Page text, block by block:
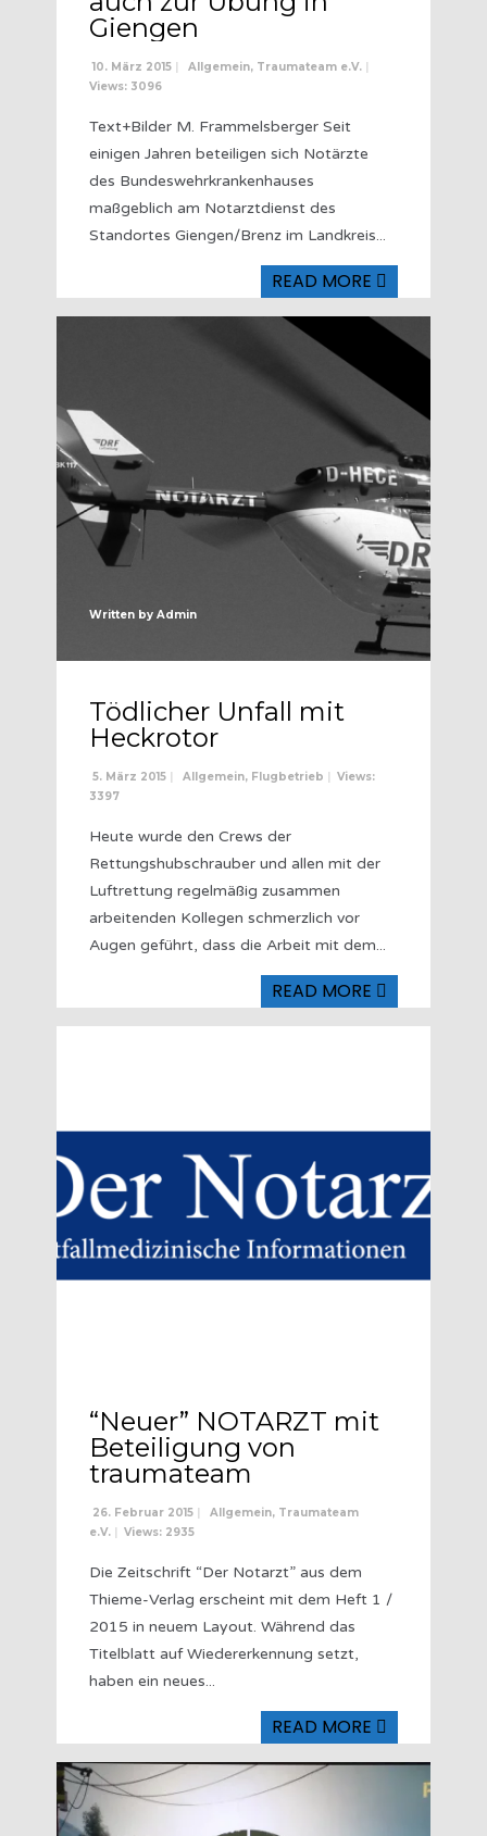
Giengen
10. März 2015 | Allgemein, Traumateam e.V. |
Views: 3096
Text+Bilder M. Frammelsberger Seit
einigen Jahren beteiligen sich Notärzte
des Bundeswehrkrankenhauses
maßgeblich am Notarztdienst des
Standortes Giengen/Brenz im Landkreis...
READ MORE
Written by Admin
Tödlicher Unfall mit
Heckrotor
5. März 2015 | Allgemein, Flugbetrieb | Views:
3397
Heute wurde den Crews der
Rettungshubschrauber und allen mit der
Luftrettung regelmäßig zusammen
arbeitenden Kollegen schmerzlich vor
Augen geführt, dass die Arbeit mit dem...
READ MORE
“Neuer” NOTARZT mit
Beteiligung von
traumateam
26. Februar 2015 | Allgemein, Traumateam
e.V. | Views: 2935
Die Zeitschrift “Der Notarzt” aus dem
Thieme-Verlag erscheint mit dem Heft 1 /
2015 in neuem Layout. Während das
Titelblatt auf Wiedererkennung setzt,
haben ein neues...
READ MORE